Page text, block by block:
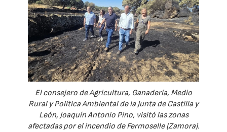
El consejero de Agricultura, Ganadería, Medio
Rural y Política Ambiental de la Junta de Castilla y
León, Joaquín Antonio Pino, visitó las zonas
afectadas por el incendio de Fermoselle (Zamora).